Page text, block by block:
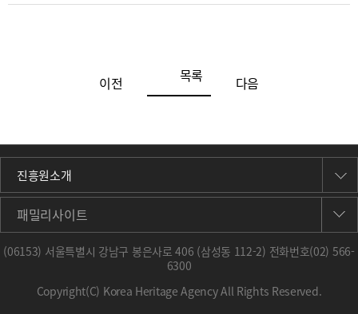
이전 목록 다음
진흥원소개
패밀리사이트
(06153) 서울특별시 강남구 봉은사로 406 (삼성동 112-2) 전화번호(02) 566-
6300
Copyright(C) Korea Heritage Agency All Rights Reserved.